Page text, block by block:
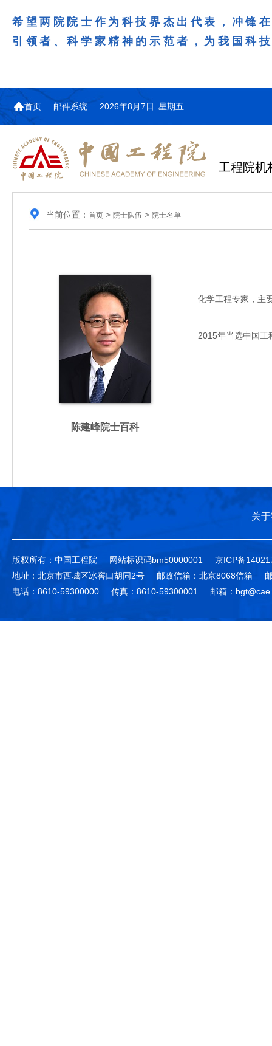
希望两院院士作为科技界杰出代表，冲锋
引领者、科学家精神的示范者，为我国科
首页 邮件系统 2026年8月7日 星期五
工程院机
当前位置： 首页> 院士队伍 > 院士名单
陈建峰院士百科
化学工程专家，主要
2015年当选中国工
关
版权所有：中国工程院 网站标识码bm50000001
京ICP备
地址：北京市西城区冰窖口胡同2号
邮政信箱：北京8068信箱
电话：8610-59300000
传真：8610-59300001 邮箱：